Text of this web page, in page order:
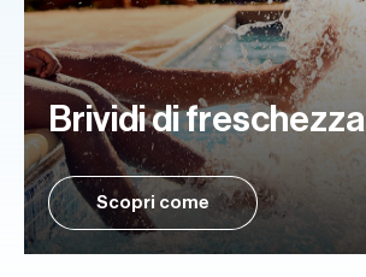
Brividi di freschezza
Scopri come